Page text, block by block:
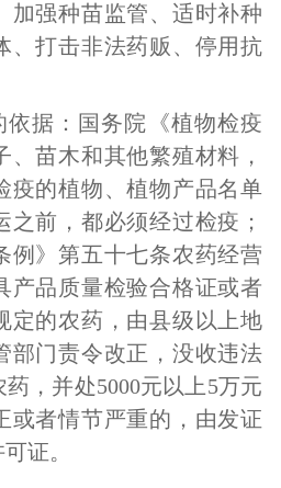
加强种苗监管、适时补种
、打击非法药贩、停用抗
依据：国务院《植物检疫
、苗木和其他繁殖材料 ，
疫的植物、植物产品名单
之前 ， 都必须经过检疫 ；
例》第五十七条农药经营
产品质量检验合格证或者
定的农药 ， 由县级以上地
部门责令改正 ， 没收违法
药 ， 并处5000元以上5万元
或者情节严重的 ， 由发证
证。